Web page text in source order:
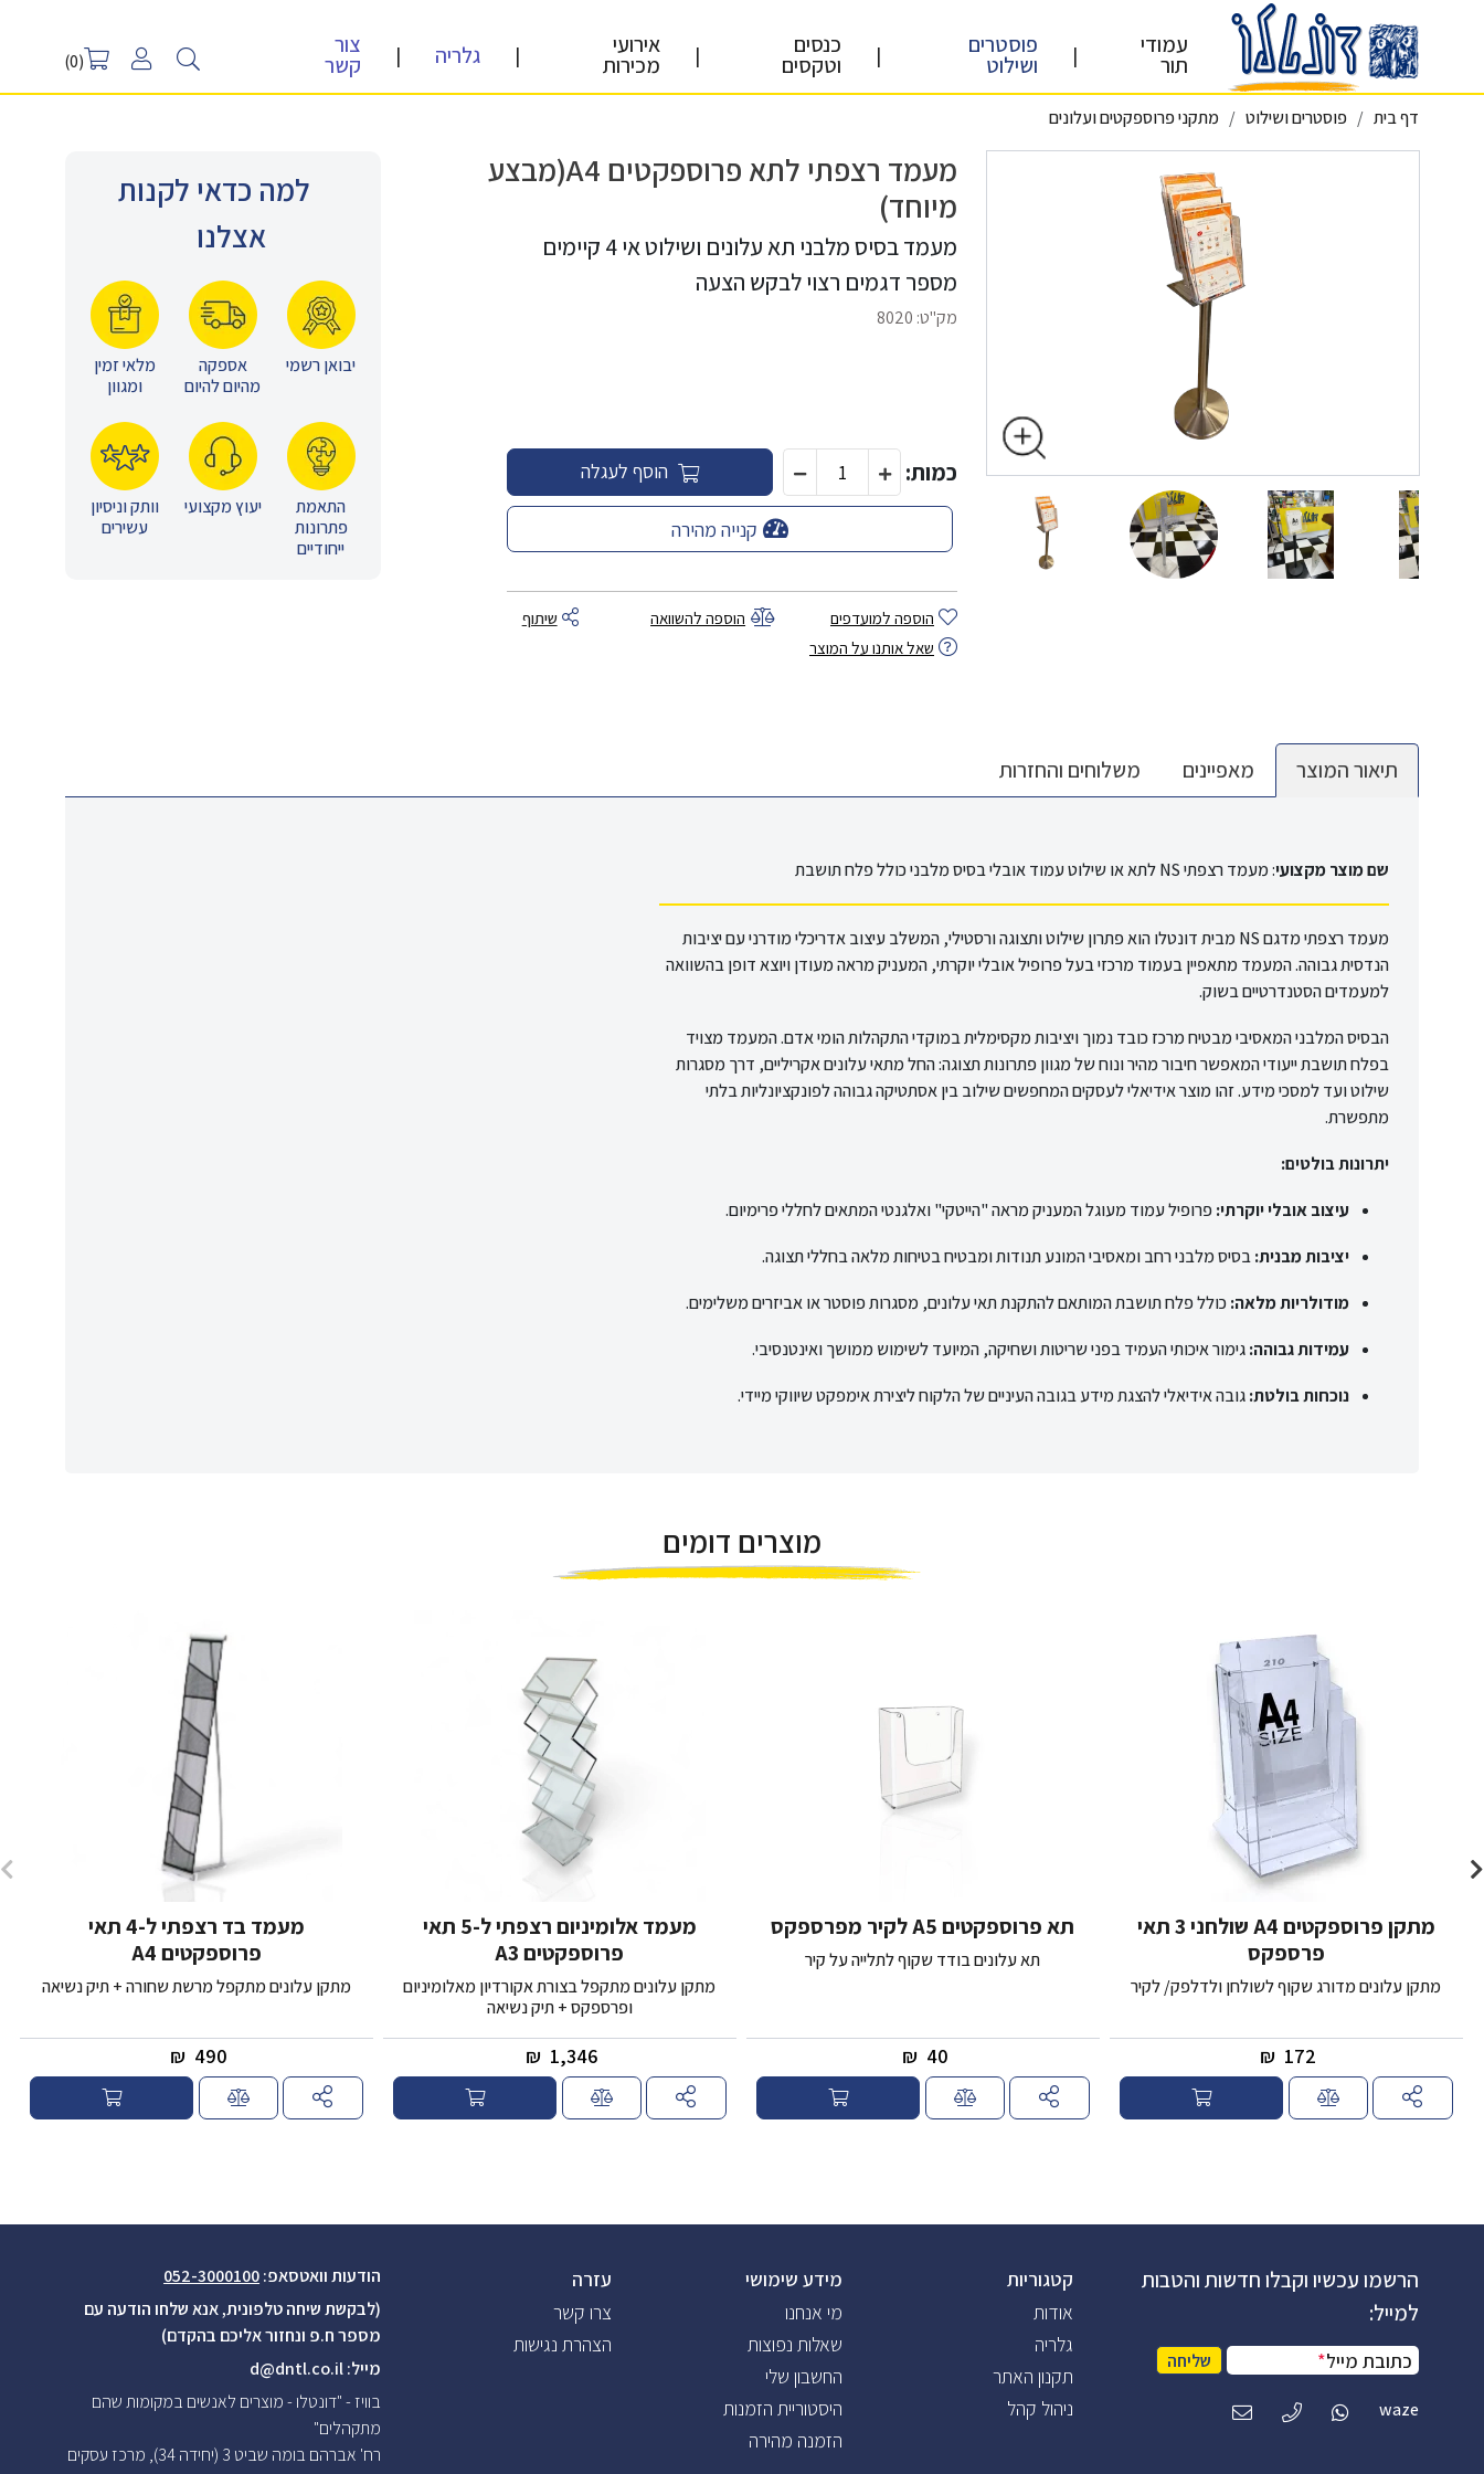
עמודי
תור | פוסטרים
ושילוט | כנסים
וטקסים | אירועי
מכירות | גלריה | צור
קשר (0)
דף בית פוסטרים ושילוט מתקני פרוספקטים ועלונים
מעמד רצפתי לתא פרוספקטים A4(מבצע
מיוחד)
מעמד בסיס מלבני תא עלונים ושילוט אי 4 קיימים
מספר דגמים רצוי לבקש הצעה
מק"ט: 8020
כמות: הוסף לעגלה
קנייה מהירה
הוספה למועדפים הוספה להשוואה
שיתוף
שאל אותנו על המוצר
למה כדאי לקנות
אצלנו
יבואן רשמי
אספקה
מהיום להיום
מלאי זמין
ומגוון
התאמת
פתרונות
ייחודיים
יעוץ מקצועי
וותק וניסיון
עשירים
תיאור המוצר מאפיינים משלוחים והחזרות
שם מוצר מקצועי:מעמד רצפתי NS לתא או שילוט עמוד אובלי בסיס מלבני כולל פלח תושבת
מעמד רצפתי מדגם NS מבית דונטלו הוא פתרון שילוט ותצוגה ורסטילי, המשלב עיצוב אדריכלי מודרני עם יציבות
הנדסית גבוהה. המעמד מתאפיין בעמוד מרכזי בעל פרופיל אובלי יוקרתי, המעניק מראה מעודן ויוצא דופן בהשוואה
למעמדים הסטנדרטיים בשוק.
הבסיס המלבני המאסיבי מבטיח מרכז כובד נמוך ויציבות מקסימלית במוקדי התקהלות הומי אדם. המעמד מצויד
בפלח תושבת ייעודי המאפשר חיבור מהיר ונוח של מגוון פתרונות תצוגה: החל מתאי עלונים אקריליים, דרך מסגרות
שילוט ועד למסכי מידע. זהו מוצר אידיאלי לעסקים המחפשים שילוב בין אסתטיקה גבוהה לפונקציונליות בלתי
מתפשרת.
יתרונות בולטים:
עיצוב אובלי יוקרתי:פרופיל עמוד מעוגל המעניק מראה "הייטקי" ואלגנטי המתאים לחללי פרימיום.
יציבות מבנית:בסיס מלבני רחב ומאסיבי המונע תנודות ומבטיח בטיחות מלאה בחללי תצוגה.
מודולריות מלאה:כולל פלח תושבת המותאם להתקנת תאי עלונים, מסגרות פוסטר או אביזרים משלימים.
עמידות גבוהה:גימור איכותי העמיד בפני שריטות ושחיקה, המיועד לשימוש ממושך ואינטנסיבי.
נוכחות בולטת:גובה אידיאלי להצגת מידע בגובה העיניים של הלקוח ליצירת אימפקט שיווקי מיידי.
מוצרים דומים
מתקן פרוספקטים A4 שולחני 3 תאי
פרספקס
מתקן עלונים מדורג שקוף לשולחן ולדלפק/ לקיר
172
₪
תא פרוספקטים A5 לקיר מפרספקס
תא עלונים בודד שקוף לתלייה על קיר
40
₪
מעמד אלומיניום רצפתי ל-5 תאי
פרוספקטים A3
מתקן עלונים מתקפל בצורת אקורדיון מאלומיניום
ופרספקס + תיק נשיאה
1,346
₪
מעמד בד רצפתי ל-4 תאי
פרוספקטים A4
מתקן עלונים מתקפל מרשת שחורה + תיק נשיאה
490
₪
הרשמו עכשיו וקבלו חדשות והטבות
למייל:
כתובת מייל* שליחה
waze
קטגוריות
אודות
גלריה
תקנון האתר
ניהול קהל
מידע שימושי
מי אנחנו
שאלות נפוצות
החשבון שלי
היסטוריית הזמנות
הזמנה מהירה
עזרה
צרו קשר
הצהרת נגישות
הודעות וואטסאפ:052-3000100
(לבקשת שיחה טלפונית, אנא שלחו הודעה עם
מספר ח.פ ונחזור אליכם בהקדם)
מייל:d@dntl.co.il
בוויז - "דונטלו - מוצרים לאנשים במקומות שהם
מתקהלים"
רח' אברהם בומה שביט 3 (יחידה 34), מרכז עסקים